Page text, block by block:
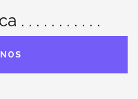
. . . . . . . . . . .